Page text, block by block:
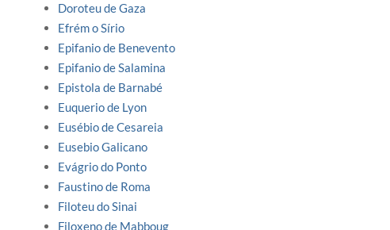
Doroteu de Gaza
Efrém o Sírio
Epifanio de Benevento
Epifanio de Salamina
Epistola de Barnabé
Euquerio de Lyon
Eusébio de Cesareia
Eusebio Galicano
Evágrio do Ponto
Faustino de Roma
Filoteu do Sinai
Filoxeno de Mabboug